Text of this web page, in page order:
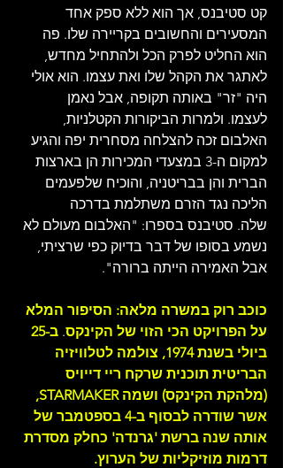
קט סטיבנס, אך הוא ללא ספק אחד
המסעירים והחשובים בקריירה שלו. פה
הוא החליט לפרק הכל ולהתחיל מחדש,
לאתגר את הקהל שלו ואת עצמו. הוא אולי
היה "זר" באותה תקופה, אבל נאמן
לעצמו. ולמרות הביקורות הקטלניות,
האלבום זכה להצלחה מסחרית יפה והגיע
למקום ה-3 במצעדי המכירות הן בארצות
הברית והן בבריטניה, והוכיח שלפעמים
הליכה נגד הזרם משתלמת בדרכה
שלה. סטיבנס בספרו: "האלבום מעולם לא
נשמע בסופו של דבר בדיוק כפי שרציתי,
אבל האמירה הייתה ברורה".
כוכב רוק במשרה מלאה: הסיפור המלא
על הפרויקט הכי הזוי של הקינקס.
ביולי בשנת 1974, צולמה לטלוויזיה
הבריטית תוכנית שרקח ריי דייויס
(מלהקת הקינקס) ושמה STARMAKER,
אשר שודרה לבסוף ב-4 בספטמבר של
אותה שנה ברשת 'גרנדה' כחלק מסדרת
דרמות מוזיקליות של הערוץ.